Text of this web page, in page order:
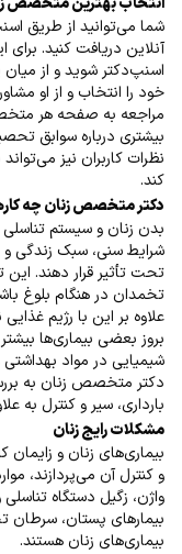
شما می‌توانید از طریق
آنلاین دریافت کنید.
اسنپ‌دکتر شوید و از
خود را انتخاب و از او
مراجعه به صفحه هر
بیشتری درباره سوابق
نظرات کاربران نیز
کند.
دکتر متخصص زنان چه
بدن زنان و سیستم تناسلی
شرایط سنی، سبک زندگی و
تحت تأثیر قرار دهند.
تخمدان در هنگام بلوغ
علاوه بر این با رژیم
بروز بعضی بیماری‌ها
شیمیایی در مواد
دکتر متخصص زنان به
بارداری، سیر و کنترل به
مشکلات رایج زنان
بیماری‌های زنان و
و کنترل آن می‌پردازند،
واژن، زگیل دستگاه
بیمار‌های پستان،
بیماری‌های زنان هستند.